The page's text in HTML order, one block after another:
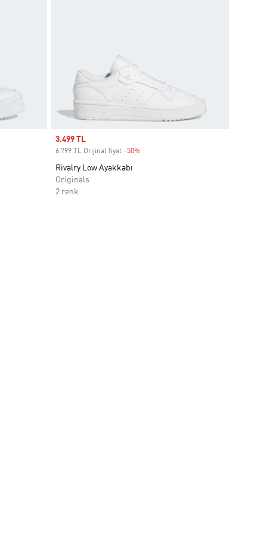
Sale price
3.499 TL
6.799 TL Orijinal fiyat -50%Discount
Rivalry Low Ayakkabı
Originals
2 renk